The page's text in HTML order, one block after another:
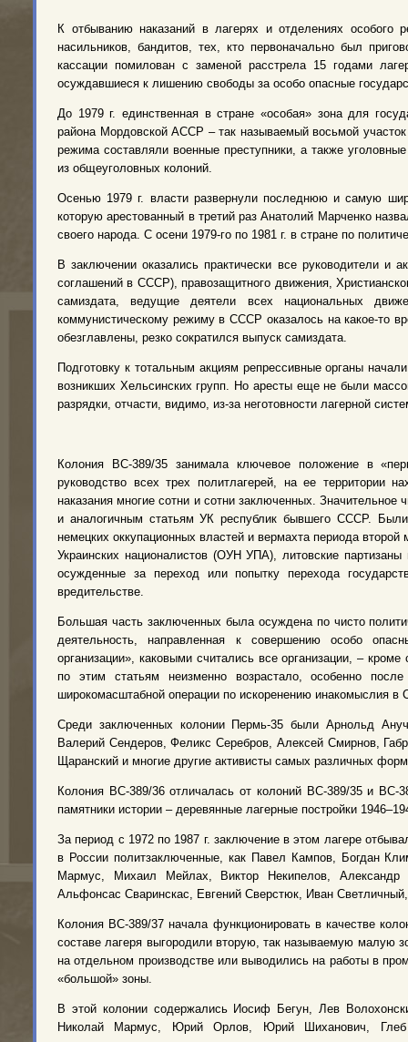
К отбыванию наказаний в лагерях и отделениях особого
насильников, бандитов, тех, кто первоначально был
кассации помилован с заменой расстрела 15 годами
осуждавшиеся к лишению свободы за особо опасные
До 1979 г. единственная в стране «особая» зона для
района Мордовской АССР – так называемый восьмой
режима составляли военные преступники, а также
из общеуголовных колоний.
Осенью 1979 г. власти развернули последнюю и самую
которую арестованный в третий раз Анатолий Марченко
своего народа. С осени 1979-го по 1981 г. в стране по
В заключении оказались практически все руководители и
соглашений в СССР), правозащитного движения,
самиздата, ведущие деятели всех национальных
коммунистическому режиму в СССР оказалось на какое-то
обезглавлены, резко сократился выпуск самиздата.
Подготовку к тотальным акциям репрессивные органы
возникших Хельсинских групп. Но аресты еще не были
разрядки, отчасти, видимо, из-за неготовности лагерной
Колония ВС-389/35 занимала ключевое положение в
руководство всех трех политлагерей, на ее территории
наказания многие сотни и сотни заключенных.
и аналогичным статьям УК республик бывшего СССР.
немецких оккупационных властей и вермахта периода
Украинских националистов (ОУН УПА), литовские
осужденные за переход или попытку перехода
вредительстве.
Большая часть заключенных была осуждена по чисто
деятельность, направленная к совершению особо
организации», каковыми считались все организации, –
по этим статьям неизменно возрастало, особенно
широкомасштабной операции по искоренению инакомыслия в
Среди заключенных колонии Пермь-35 были Арнольд
Валерий Сендеров, Феликс Серебров, Алексей Смирнов,
Щаранский и многие другие активисты самых различных
Колония ВС-389/36 отличалась от колоний ВС-389/35 и ВС-
памятники истории – деревянные лагерные постройки
За период с 1972 по 1987 г. заключение в этом лагере
в России политзаключенные, как Павел Кампов, Богдан
Мармус, Михаил Мейлах, Виктор Некипелов, Александр
Альфонсас Сваринскас, Евгений Сверстюк, Иван
Колония ВС-389/37 начала функционировать в качестве
составе лагеря выгородили вторую, так называемую малую
на отдельном производстве или выводились на работы в
«большой» зоны.
В этой колонии содержались Иосиф Бегун, Лев
Николай Мармус, Юрий Орлов, Юрий Шиханович, Глеб